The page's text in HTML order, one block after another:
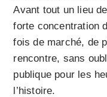
Avant tout un lieu
forte concentration
fois de marché, de
rencontre, sans
publique pour les
l’histoire.